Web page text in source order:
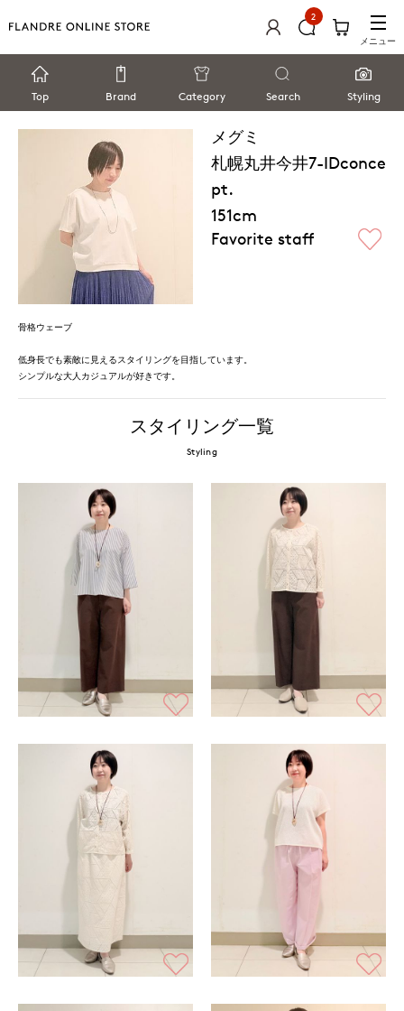
2
メニュー
Top Brand Category Search Styling
メグミ
札幌丸井今井7-IDconce
pt.
151cm
Favorite staff
骨格ウェーブ
低身長でも素敵に見えるスタイリングを目指しています。
シンプルな大人カジュアルが好きです。
スタイリング一覧
Styling